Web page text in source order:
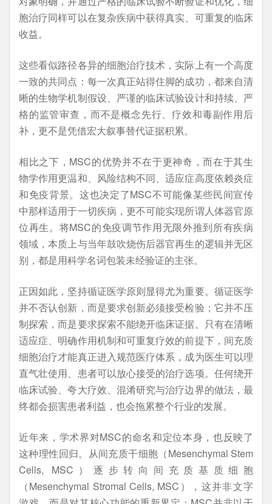
胞治疗同样可以在复杂疾病中获得真实、可重复的临床
收益。
这些看似路径各异的细胞治疗技术，实际上有一个高度
一致的共同点：每一次真正站得住脚的成功，都来自清
晰的生物学机制假设、严谨的临床试验设计和持续、严
格的监管审查，而不是概念先行、疗效和毒副作用后
补，更不是凭借宏大叙事替代证据积累。
相比之下，MSC的优势并不在于更神奇，而在于其生
物学作用更温和、风险结构不同、适应症高度依赖炎症
和免疫背景。这也决定了MSC不可能像某些民间宣传
中那样适用于一切疾病，更不可能实现所谓人体器官原
位再生。将MSC的免疫调节作用无限外推到所有疾病
领域，本质上与当年鼓吹烧伤后器官再生的逻辑并无区
别，都是用科学名词包装未经验证的主张。
正因如此，坚持循证医学原则显得尤为重要。循证医学
并不否认创新，而是要求创新必须接受检验；它并不压
制探索，而是要求探索不能绕开临床证据。只有在清晰
适应症、明确作用机制和可重复疗效的前提下，间充质
细胞治疗才能真正进入规范医疗体系，成为医生可以理
直气壮使用、患者可以放心接受的治疗选项。任何绕开
临床试验、夸大疗效、混淆研究与治疗边界的做法，最
终都会损害患者利益，也会拖累整个行业的发展。
近年来，学术界对MSC的命名和定位本身，也反映了
这种理性回归。从间充质干细胞（Mesenchymal Stem
Cells, MSC）逐步转向间充质基质细胞
（Mesenchymal Stromal Cells, MSC），这并非文字